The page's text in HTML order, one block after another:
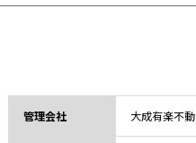
管理会社 大成有楽不